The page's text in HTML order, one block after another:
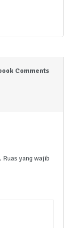
Comments
Ruas yang wajib